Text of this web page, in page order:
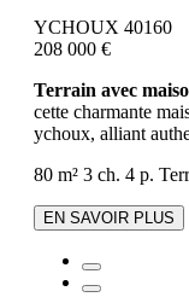
YCHOUX 40160
208 000 €
Terrain avec
cette charmante
ychoux, alliant
80 m² 3 ch. 4 p.
EN SAVOIR PLUS